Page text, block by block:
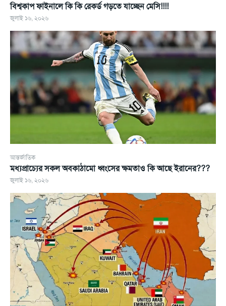
বিশ্বকাপ ফাইনালে কি কি রেকর্ড গড়তে যাচ্ছেন মেসি!!!!
জুলাই ১৬, ২০২৬
আন্তর্জাতিক
মধ্যপ্রাচ্যের সকল অবকাঠামো ধ্বংসের ক্ষমতাও কি আছে ইরানের???
জুলাই ১৬, ২০২৬